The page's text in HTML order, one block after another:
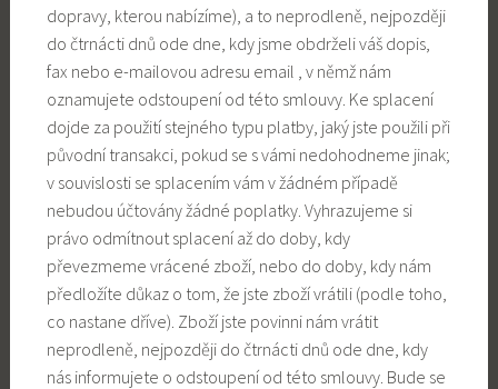
dopravy, kterou nabízíme), a to neprodleně, nejpozději
do čtrnácti dnů ode dne, kdy jsme obdrželi váš dopis,
fax nebo e-mailovou adresu email , v němž nám
oznamujete odstoupení od této smlouvy. Ke splacení
dojde za použití stejného typu platby, jaký jste použili při
původní transakci, pokud se s vámi nedohodneme jinak;
v souvislosti se splacením vám v žádném případě
nebudou účtovány žádné poplatky. Vyhrazujeme si
právo odmítnout splacení až do doby, kdy
převezmeme vrácené zboží, nebo do doby, kdy nám
předložíte důkaz o tom, že jste zboží vrátili (podle toho,
co nastane dříve). Zboží jste povinni nám vrátit
neprodleně, nejpozději do čtrnácti dnů ode dne, kdy
nás informujete o odstoupení od této smlouvy. Bude se